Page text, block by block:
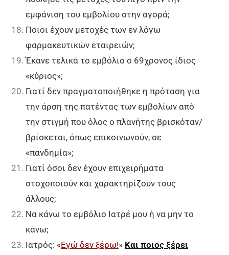
εμφάνιση του εμβολίου στην αγορά;
Ποιοι έχουν μετοχές των εν λόγω
φαρμακευτικών εταιρειών;
Έκανε τελικά το εμβόλιο ο 69χρονος ίδιος
«κύριος»;
Γιατί δεν πραγματοποιήθηκε η πρόταση για
την άρση της πατέντας των εμβολίων από
την στιγμή που όλος ο πλανήτης βρισκόταν/
βρίσκεται, όπως επικοινωνούν, σε
«πανδημία»;
Γιατί όσοι δεν έχουν επιχειρήματα
στοχοποιούν και χαρακτηρίζουν τους
άλλους;
Να κάνω το εμβόλιο Ιατρέ μου ή να μην το
κάνω;
Ιατρός: «Εγώ δεν ξέρω!» Και ποιος ξέρει